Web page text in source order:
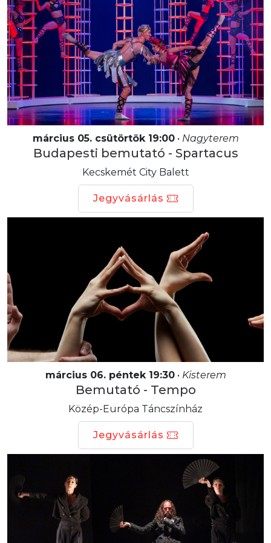
március 05. csütörtök 19:00• Nagyterem
Budapesti bemutató - Spartacus
Kecskemét City Balett
Jegyvásárlás
március 06. péntek 19:30• Kisterem
Bemutató - Tempo
Közép-Európa Táncszínház
Jegyvásárlás